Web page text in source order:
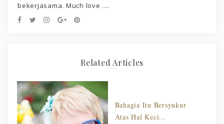
bekerjasama. Much love ....
Related Articles
Bahagia Itu Bersyukur
Atas Hal Keci...